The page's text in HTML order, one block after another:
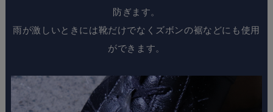
防ぎます。
雨が激しいときには靴だけでなくズボンの裾などにも使用
ができます。